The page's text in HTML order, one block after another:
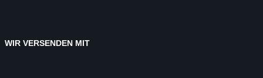
WIR VERSENDEN MIT